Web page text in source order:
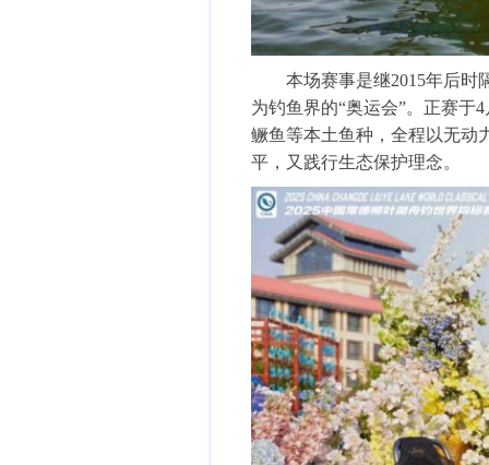
本场赛事是继2015年后时隔
为钓鱼界的“奥运会”。正赛于
鳜鱼等本土鱼种，全程以无动
平，又践行生态保护理念。